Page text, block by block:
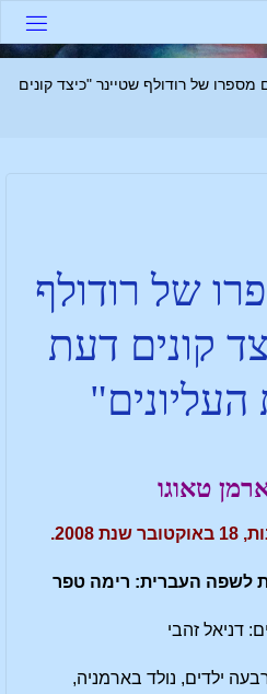
מספרו של רודולף שטיינר "כיצד קונים
של רודולף
קונים דעת
טאוגו
לשפה העברית: רימה טפר
דניאל זהבי
ילדים, נולד בארמניה,